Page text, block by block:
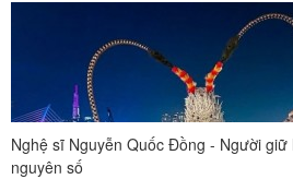
Nghệ sĩ Nguyễn Quốc Đồng - Người
nguyên số